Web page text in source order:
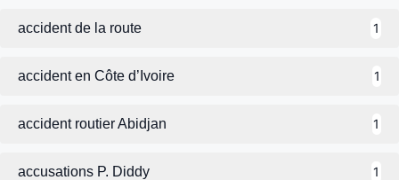
accident de la route 1
accident en Côte d’Ivoire 1
accident routier Abidjan 1
accusations P. Diddy 1